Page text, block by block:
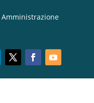
Amministrazione